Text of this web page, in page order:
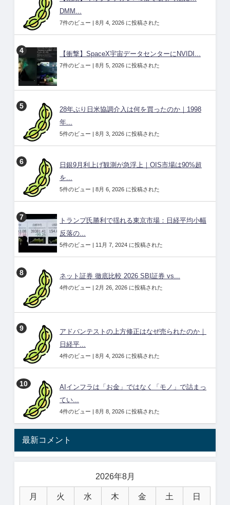
DMM...
7件のビュー | 8月 4, 2026 に投稿された
【衝撃】SpaceX宇宙データセンターにNVIDI...
7件のビュー | 8月 5, 2026 に投稿された
28年ぶり日米協調介入は何を買ったのか｜1998
年...
5件のビュー | 8月 3, 2026 に投稿された
日銀9月利上げ観測が急浮上｜OIS市場は90%超
を...
5件のビュー | 8月 6, 2026 に投稿された
トランプ氏勝利で揺れる東京市場：日経平均小幅
反落の...
5件のビュー | 11月 7, 2024 に投稿された
ネット証券 徹底比較 2026 SBI証券 vs...
4件のビュー | 2月 26, 2026 に投稿された
アドバンテストの上方修正はなぜ売られたのか｜
日経平...
4件のビュー | 8月 4, 2026 に投稿された
AIインフラは「お金」ではなく「モノ」で詰まっ
てい...
4件のビュー | 8月 8, 2026 に投稿された
最新コメント
2026年8月
月 火 水 木 金 土 日